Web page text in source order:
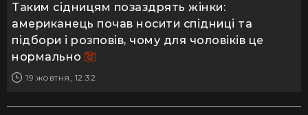
Таким сідницям позаздрять жінки:
американець почав носити спідниці та
підбори і розповів, чому для чоловіків це
нормально
19 жовтня, 12:32